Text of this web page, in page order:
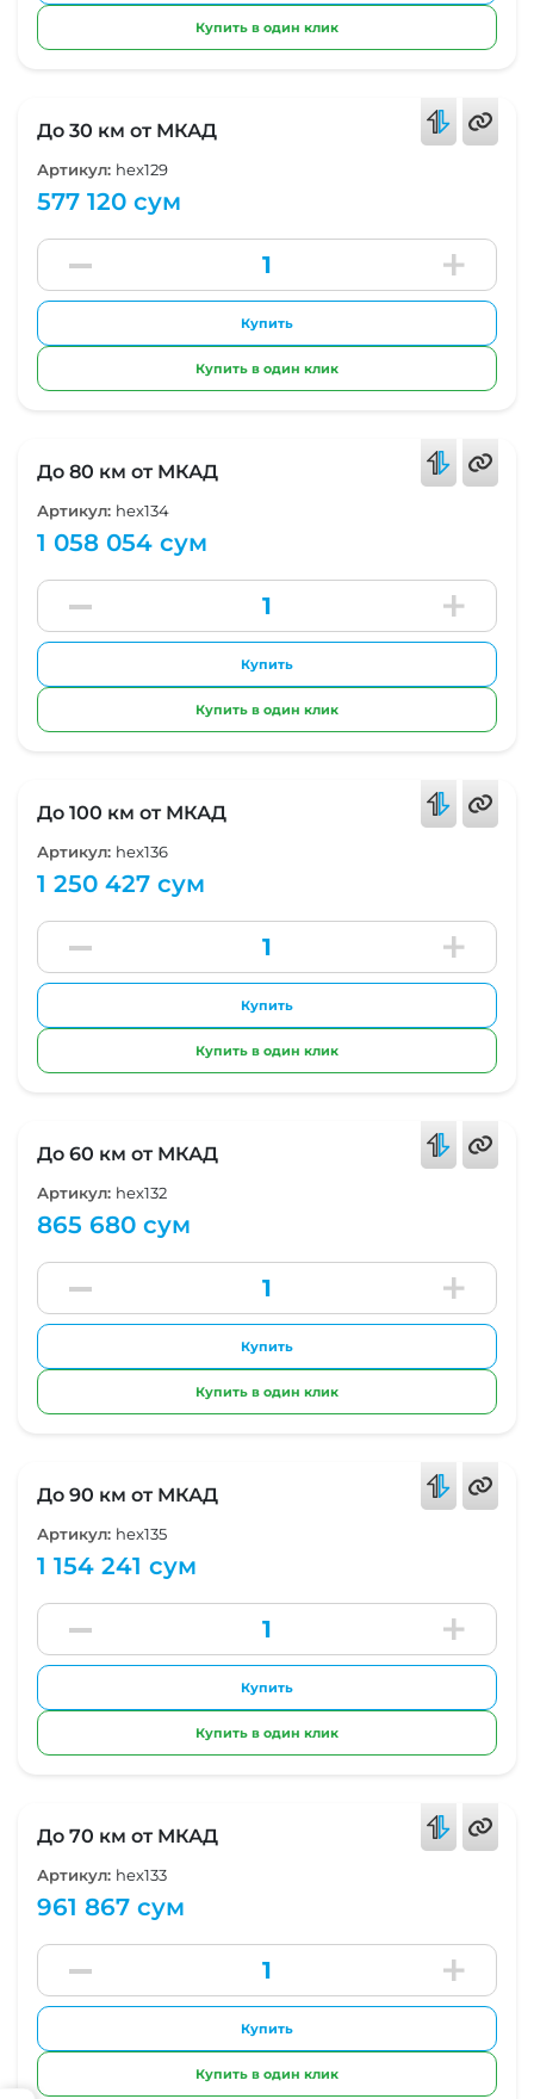
Купить в один клик
До 30 км от МКАД
Артикул: hex129
577 120 сум
Купить
Купить в один клик
До 80 км от МКАД
Артикул: hex134
1 058 054 сум
Купить
Купить в один клик
До 100 км от МКАД
Артикул: hex136
1 250 427 сум
Купить
Купить в один клик
До 60 км от МКАД
Артикул: hex132
865 680 сум
Купить
Купить в один клик
До 90 км от МКАД
Артикул: hex135
1 154 241 сум
Купить
Купить в один клик
До 70 км от МКАД
Артикул: hex133
961 867 сум
Купить
Купить в один клик